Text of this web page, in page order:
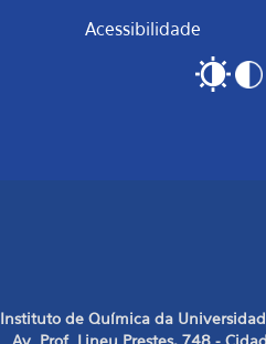
Acessibilidade
Instituto de Química da
Av. Prof. Lineu Prestes, 748 -